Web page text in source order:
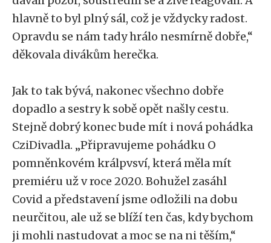
hlavně to byl plný sál, což je vždycky radost.
Opravdu se nám tady hrálo nesmírně dobře,“
děkovala divákům herečka.
Jak to tak bývá, nakonec všechno dobře
dopadlo a sestry k sobě opět našly cestu.
Stejně dobrý konec bude mít i nová pohádka
CziDivadla. „Připravujeme pohádku O
pomněnkovém králpvsví, která měla mít
premiéru už v roce 2020. Bohužel zasáhl
Covid a představení jsme odložili na dobu
neurčitou, ale už se blíží ten čas, kdy bychom
ji mohli nastudovat a moc se na ni těším,“